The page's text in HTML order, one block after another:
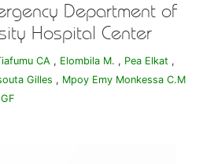
Department of
Hospital Center
CA , Elombila M. , Pea Elkat ,
Gilles , Mpoy Emy Monkessa C.M